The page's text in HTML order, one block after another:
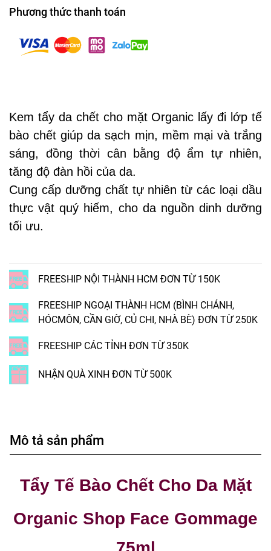
Phương thức thanh toán
Kem tẩy da chết cho mặt Organic lấy đi lớp tế
bào chết giúp da sạch mịn, mềm mại và trắng
sáng, đồng thời cân bằng độ ẩm tự nhiên,
tăng độ đàn hồi của da.
Cung cấp dưỡng chất tự nhiên từ các loại dầu
thực vật quý hiếm, cho da nguồn dinh dưỡng
tối ưu.
FREESHIP NỘI THÀNH HCM ĐƠN TỪ 150K
FREESHIP NGOẠI THÀNH HCM (BÌNH CHÁNH,
HÓCMÔN, CẦN GIỜ, CỦ CHI, NHÀ BÈ) ĐƠN TỪ 250K
FREESHIP CÁC TỈNH ĐƠN TỪ 350K
NHẬN QUÀ XINH ĐƠN TỪ 500K
Mô tả sản phẩm
Tẩy Tế Bào Chết Cho Da Mặt
Organic Shop Face Gommage